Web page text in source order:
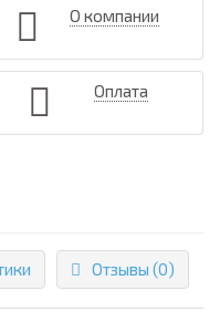
О компании
Оплата
Отзывы (0)